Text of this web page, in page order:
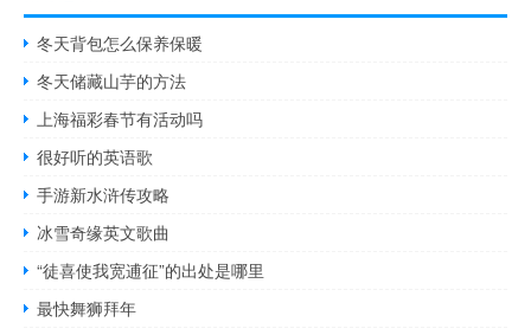
冬天背包怎么保养保暖
冬天储藏山芋的方法
上海福彩春节有活动吗
很好听的英语歌
手游新水浒传攻略
冰雪奇缘英文歌曲
“徒喜使我宽逋征”的出处是哪里
最快舞狮拜年